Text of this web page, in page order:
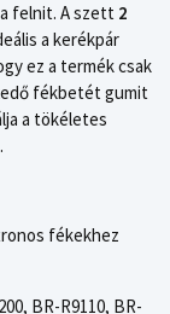
felnit. A szett 2
a kerékpár
ez a termék csak
fékbetét gumit
a tökéletes
fékekhez
BR-R9110, BR-